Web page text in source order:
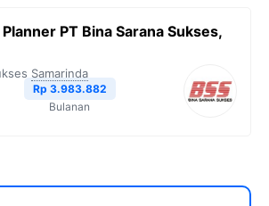
PT Bina Sarana Sukses,
Samarinda
Rp 3.983.882
Bulanan